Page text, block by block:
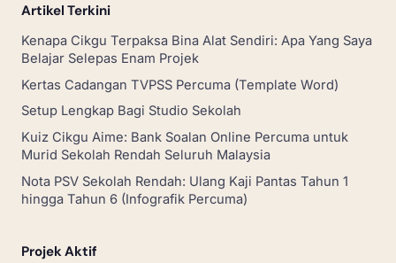
Artikel Terkini
Kenapa Cikgu Terpaksa Bina Alat Sendiri: Apa Yang Saya
Belajar Selepas Enam Projek
Kertas Cadangan TVPSS Percuma (Template Word)
Setup Lengkap Bagi Studio Sekolah
Kuiz Cikgu Aime: Bank Soalan Online Percuma untuk
Murid Sekolah Rendah Seluruh Malaysia
Nota PSV Sekolah Rendah: Ulang Kaji Pantas Tahun 1
hingga Tahun 6 (Infografik Percuma)
Projek Aktif